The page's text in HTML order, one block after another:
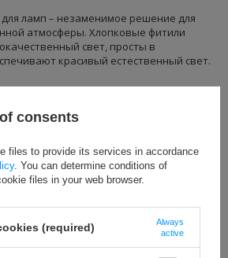
ламп – незаменимое решение для
атмосферы. Хлопковые фитили
свет, просты в
красивый естественный свет.
consents
files to provide its services in accordance
. You can determine conditions of
files in your web browser.
(required)
Always
active